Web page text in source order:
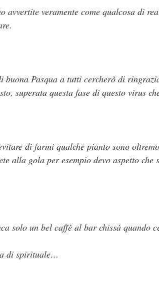
avvertite veramente come qualcosa di
Pasqua a tutti cercherò di
superata questa fase di questo virus
di farmi qualche pianto sono
alla gola per esempio devo aspetto
solo un bel caffè al bar chissà quando
di spirituale…